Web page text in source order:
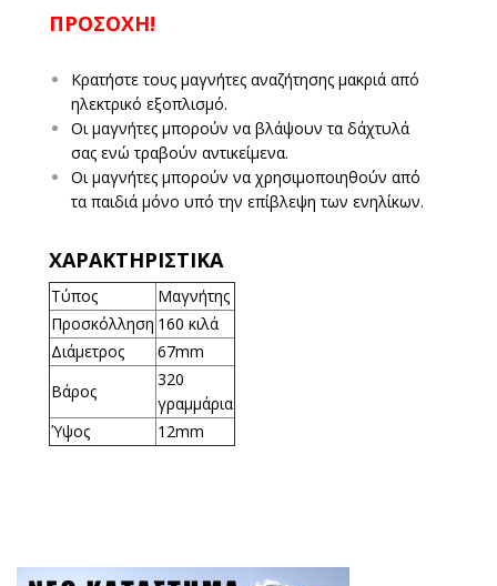
ΠΡΟΣΟΧΗ!
Κρατήστε τους μαγνήτες αναζήτησης μακριά από
ηλεκτρικό εξοπλισμό.
Οι μαγνήτες μπορούν να βλάψουν τα δάχτυλά
σας ενώ τραβούν αντικείμενα.
Οι μαγνήτες μπορούν να χρησιμοποιηθούν από
τα παιδιά μόνο υπό την επίβλεψη των ενηλίκων.
ΧΑΡΑΚΤΗΡΙΣΤΙΚΑ
Τύπος
Μαγνήτης
Προσκόλληση 160 κιλά
Διάμετρος
67mm
Βάρος
320
γραμμάρια
Ύψος
12mm